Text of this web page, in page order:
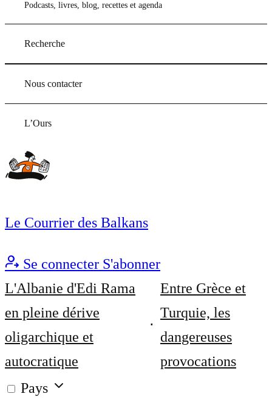
Podcasts, livres, blog, recettes et agenda
Recherche
Nous contacter
L’Ours
Le Courrier des Balkans
Se connecter S'abonner
L'Albanie d'Edi Rama
en pleine dérive
oligarchique et
autocratique
Entre Grèce et
Turquie, les
dangereuses
provocations
Pays